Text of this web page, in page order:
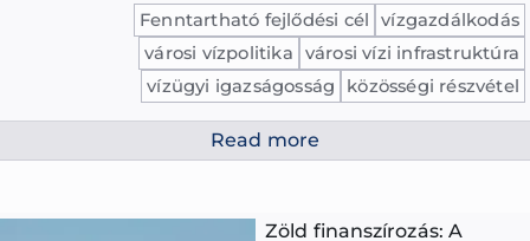
Read more
Fenntartható fejlődési cél
vízgazdálkodás
városi vízpolitika
városi vízi infrastruktúra
vízügyi igazságosság
közösségi részvétel
Zöld finanszírozás: A